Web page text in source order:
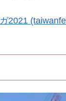
2021